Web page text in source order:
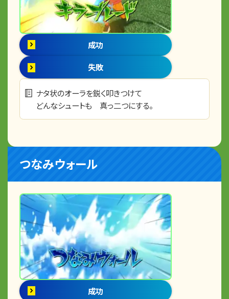
成功
失敗
ナタ状のオーラを鋭く叩きつけて
どんなシュートも 真っ二つにする。
つなみウォール
成功